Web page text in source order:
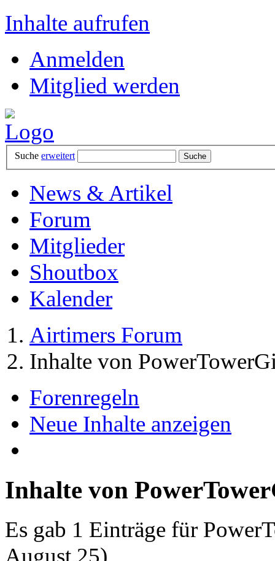
Inhalte aufrufen
Anmelden
Mitglied werden
Suche erweitert
News & Artikel
Forum
Mitglieder
Shoutbox
Kalender
Airtimers Forum
Inhalte von
Forenregeln
Neue Inhalte anzeigen
Inhalte von
Es gab 1 Einträge für